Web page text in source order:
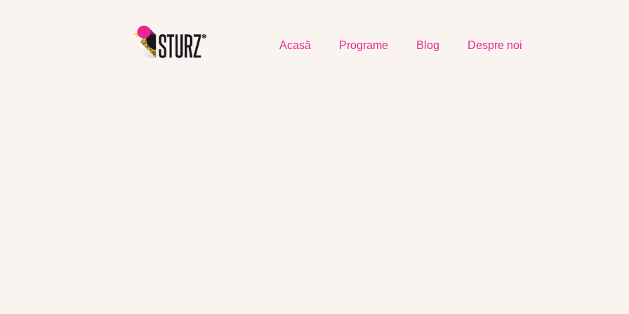
Acasă Programe Blog Despre noi